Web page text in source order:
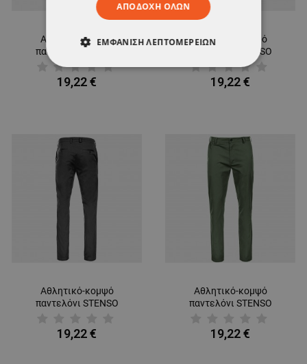
Αθλητικό-κομψό
παντελόνι STENSO
CHINO LIGHT DARK BLUE
19,22 €
Αθλητικό-κομψό
παντελόνι STENSO
CHINO LIGHT BLACK
19,22 €
Αθλητικό-κομψό
παντελόνι STENSO
19,22 €
Αθλητικό-κομψό
παντελόνι STENSO
GREEN
19,22 €
ΑΠΟΔΟΧΉ ΌΛΩΝ
ΕΜΦΆΝΙΣΗ ΛΕΠΤΟΜΕΡΕΙΏΝ
ΑΠΟΛΎΤΩΣ ΑΠΑΡΑΊΤΗΤΑ
ΛΕΙΤΟΥΡΓΙΚΌΤΗΤΑΣ